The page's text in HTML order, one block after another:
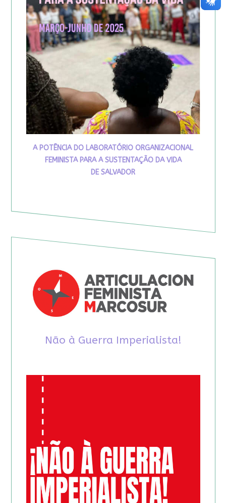
A POTÊNCIA DO LABORATÓRIO ORGANIZACIONAL
FEMINISTA PARA A SUSTENTAÇÃO DA VIDA
DE SALVADOR
Não à Guerra Imperialista!